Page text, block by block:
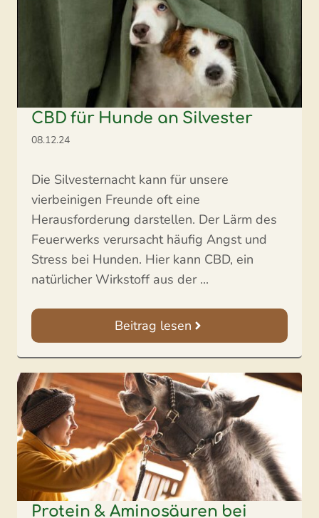
CBD für Hunde an Silvester
08.12.24
Die Silvesternacht kann für unsere
vierbeinigen Freunde oft eine
Herausforderung darstellen. Der Lärm des
Feuerwerks verursacht häufig Angst und
Stress bei Hunden. Hier kann CBD, ein
natürlicher Wirkstoff aus der ...
Beitrag lesen
Protein & Aminosäuren bei